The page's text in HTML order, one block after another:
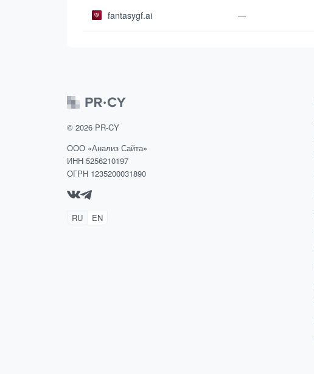
fantasygf.ai —
© 2026 PR-CY
ООО «Анализ Сайта»
ИНН 5256210197
ОГРН 1235200031890
RU EN